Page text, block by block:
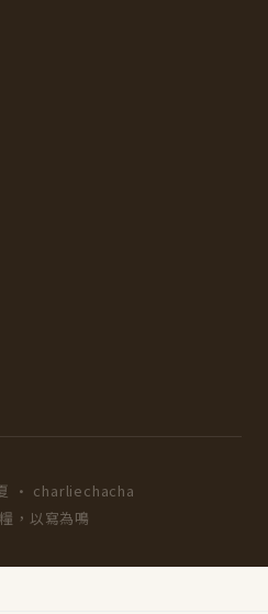
· charliechacha
，以寫為鳴